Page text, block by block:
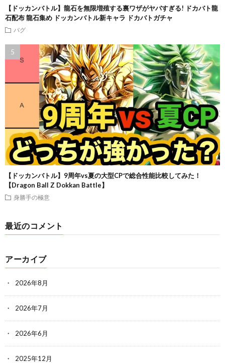
【ドッカンバトル】龍石を無限増殖する裏ワザがヤバすぎる! ドカバト龍
石配布 龍石集め ドッカンバトル新キャラ ドカバトガチャ
バグ
【ドッカンバトル】9周年vs夏の大型CPで総合性能比較してみた！
【Dragon Ball Z Dokkan Battle】
身勝手の極意
最近のコメント
アーカイブ
2026年8月
2026年7月
2026年6月
2025年12月